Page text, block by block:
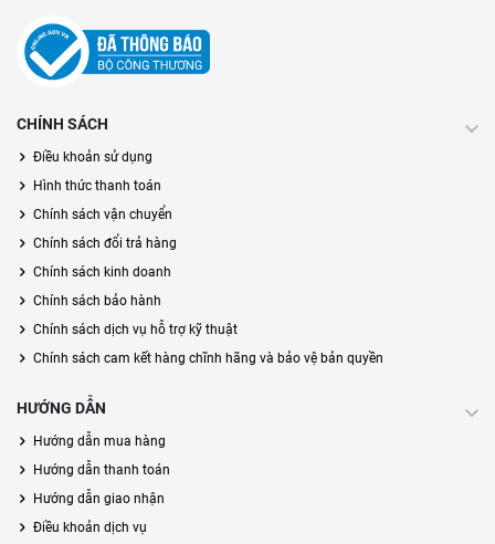
CHÍNH SÁCH
Điều khoản sử dụng
Hình thức thanh toán
Chính sách vận chuyển
Chính sách đổi trả hàng
Chính sách kinh doanh
Chính sách bảo hành
Chính sách dịch vụ hỗ trợ kỹ thuật
Chính sách cam kết hàng chĩnh hãng và bảo vệ bản quyền
HƯỚNG DẪN
Hướng dẫn mua hàng
Hướng dẫn thanh toán
Hướng dẫn giao nhận
Điều khoản dịch vụ